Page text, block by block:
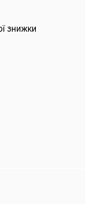
знижки